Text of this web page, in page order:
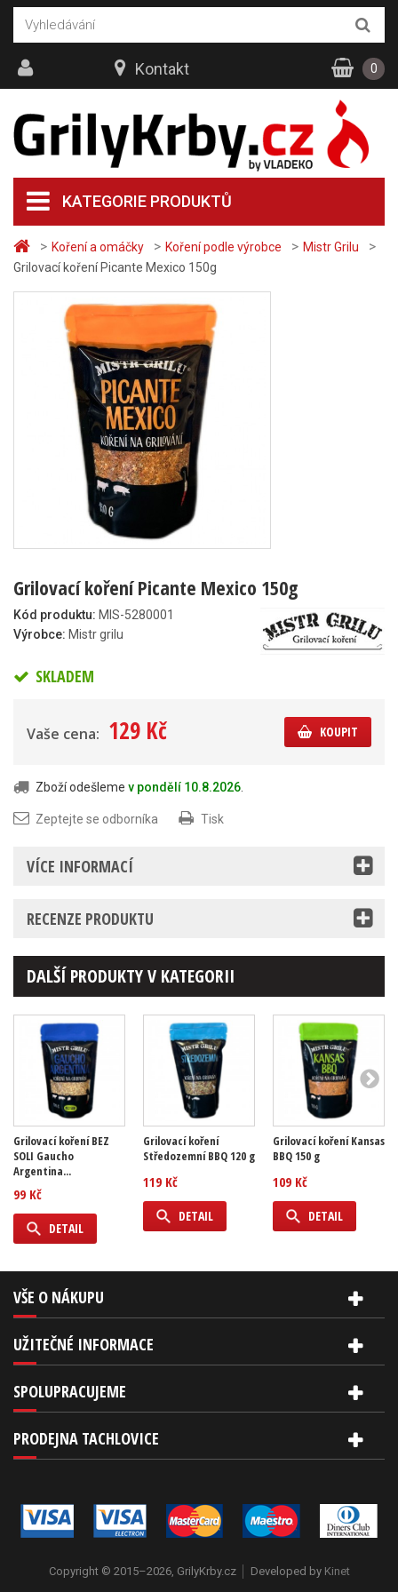
> Koření a omáčky > Koření podle výrobce > Mistr Grilu >
Grilovací koření Picante Mexico 150g
Grilovací koření Picante Mexico 150g
Kód produktu: MIS-5280001
Výrobce: Mistr grilu
SKLADEM
Vaše cena: 129 Kč KOUPIT
Zboží odešleme v pondělí 10.8.2026
Zeptejte se odborníka Tisk
VÍCE INFORMACÍ
RECENZE PRODUKTU
DALŠÍ PRODUKTY V KATEGORII
Grilovací koření BEZ
SOLI Gaucho
Argentina...
99 Kč
DETAIL
Grilovací koření
Středozemní BBQ 120 g
119 Kč
DETAIL
Grilovací koření Kansas
BBQ 150 g
109 Kč
DETAIL
KATEGORIE PRODUKTŮ
Kontakt 0
VŠE O NÁKUPU
UŽITEČNÉ INFORMACE
SPOLUPRACUJEME
PRODEJNA TACHLOVICE
Copyright © 2015–2026, GrilyKrby.cz Developed by Kinet